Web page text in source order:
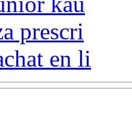
prescri
en li